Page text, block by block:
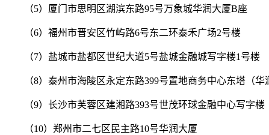
（5）厦门市思明区湖滨东路95号万象城华润大厦B座
（6）福州市晋安区竹屿路6号东二环泰禾广场2号楼
（7）盐城市盐都区世纪大道5号盐城金融城写字楼1号楼
（8）泰州市海陵区永定东路399号置地商务中心东塔（华
（9）长沙市芙蓉区建湘路393号世茂环球金融中心写字楼
（10）郑州市二七区民主路10号华润大厦